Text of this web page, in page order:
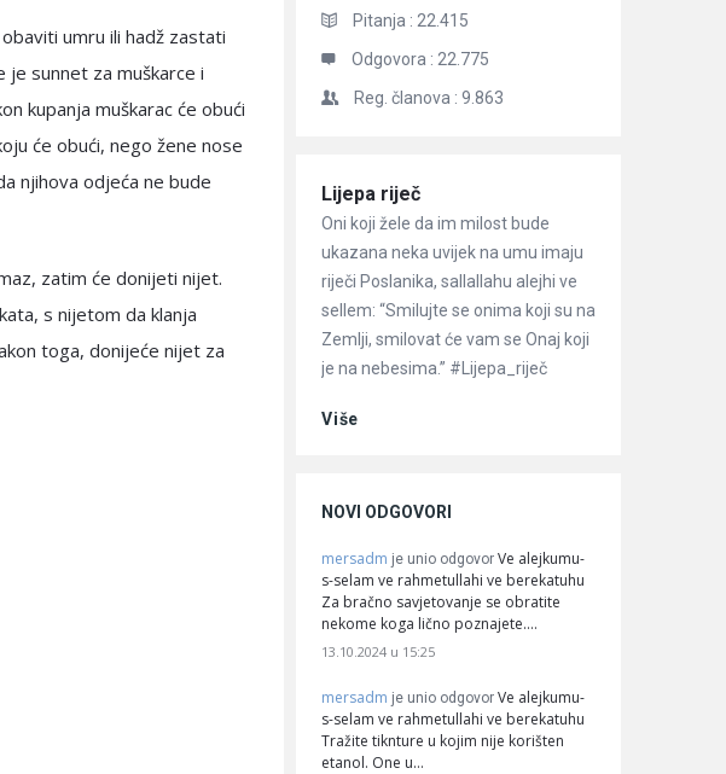
umru ili hadž zastati
je sunnet za muškarce i
kupanja muškarac će obući
će obući, nego žene nose
njihova odjeća ne bude
zatim će donijeti nijet.
s nijetom da klanja
toga, donijeće nijet za
Pitanja : 22.415
Odgovora : 22.775
Reg. članova : 9.863
Članci
Lijepa riječ
Oni koji žele da im milost bude
ukazana neka uvijek na umu imaju
riječi Poslanika, sallallahu alejhi ve
sellem: “Smilujte se onima koji su na
Zemlji, smilovat će vam se Onaj koji
je na nebesima.” #Lijepa_riječ
Više
NOVI ODGOVORI
mersadm je unio odgovor Ve alejkumu-
s-selam ve rahmetullahi ve berekatuhu
Za bračno savjetovanje se obratite
nekome koga lično poznajete.…
13.10.2024 u 15:25
mersadm je unio odgovor Ve alejkumu-
s-selam ve rahmetullahi ve berekatuhu
Tražite tiknture u kojim nije korišten
etanol. One u…